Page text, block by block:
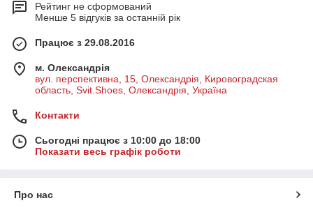
Рейтинг не сформований
Менше 5 відгуків за останній рік
Працює з 29.08.2016
м. Олександрія
вул. перспективна, 15, Олександрія, Кировоградская
область, Svit.Shoes, Олександрія, Україна
Контакти
Сьогодні працює з 10:00 до 18:00
Показати весь графік роботи
Про нас